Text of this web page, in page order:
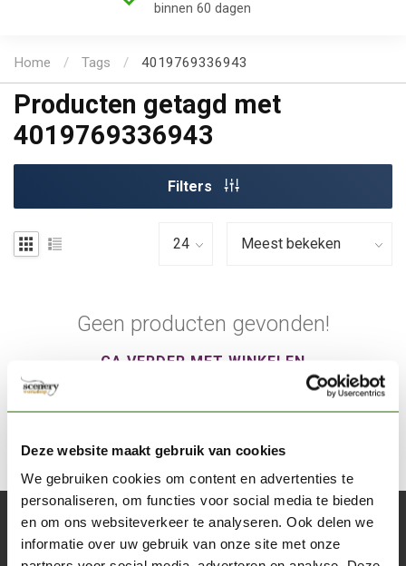
Deze website maakt gebruik van cookies
We gebruiken cookies om content en advertenties te
personaliseren, om functies voor social media te bieden
en om ons websiteverkeer te analyseren. Ook delen we
informatie over uw gebruik van onze site met onze
binnen 60 dagen
Home / Tags / 4019769336943
Producten getagd met
4019769336943
Filters
Geen producten gevonden!
GA VERDER MET WINKELEN
Abonneer je op onze nieuwsbrief
Blijf op de hoogte over onze laatste acties